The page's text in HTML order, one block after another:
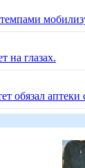
на глазах.
обязал аптеки